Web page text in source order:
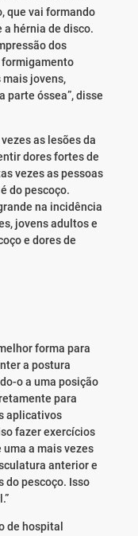
que vai formando
a hérnia de disco.
dos
formigamento
mais jovens,
parte óssea”, disse
as lesões da
dores fortes de
vezes as pessoas
do pescoço.
na incidência
jovens adultos e
e dores de
forma para
a postura
o a uma posição
para
aplicativos
fazer exercícios
a mais vezes
anterior e
do pescoço. Isso
de hospital